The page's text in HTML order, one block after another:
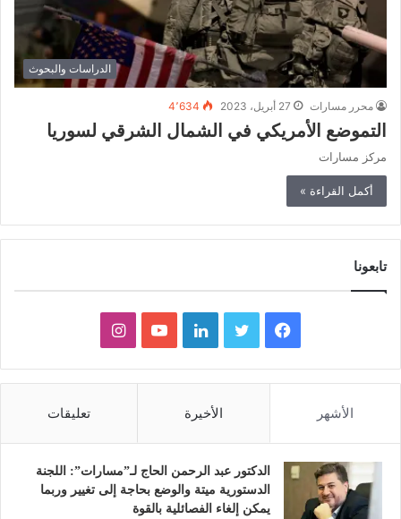
الدراسات والبحوث
محرر مسارات 27 أبريل، 2023 4٬634
التموضع الأمريكي في الشمال الشرقي لسوريا
مركز مسارات
أكمل القراءة »
تابعونا
ي
و
ك
و
ر
ي
د
إ
و
و
ب
ن
ق
الأشهر الأخيرة تعليقات
الدكتور عبد الرحمن الحاج لـ”مسارات”: اللجنة
الدستورية ميتة والوضع بحاجة إلى تغيير وربما
يمكن إلغاء الفصائلية بالقوة